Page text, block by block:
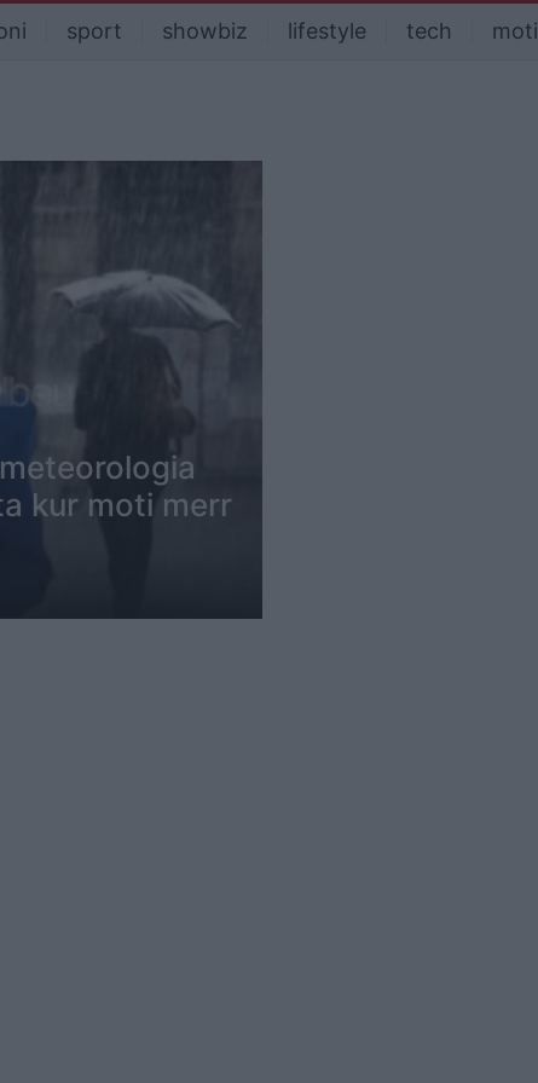
sport showbiz lifestyle tech moti
kur moti merr